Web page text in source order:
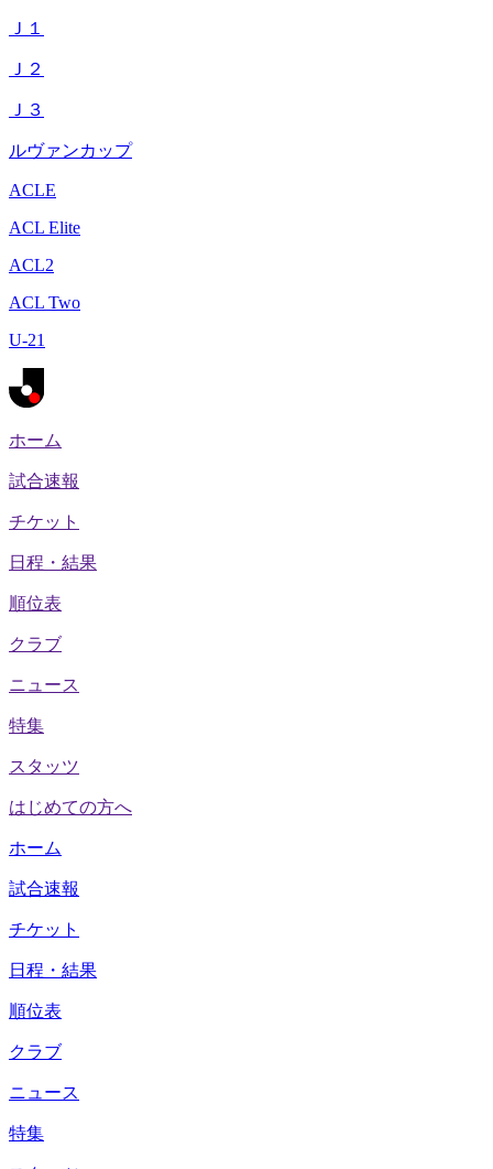
Ｊ１
Ｊ２
Ｊ３
ルヴァンカップ
ACLE
ACL Elite
ACL2
ACL Two
U-21
ホーム
試合速報
チケット
日程・結果
順位表
クラブ
ニュース
特集
スタッツ
はじめての方へ
ホーム
試合速報
チケット
日程・結果
順位表
クラブ
ニュース
特集